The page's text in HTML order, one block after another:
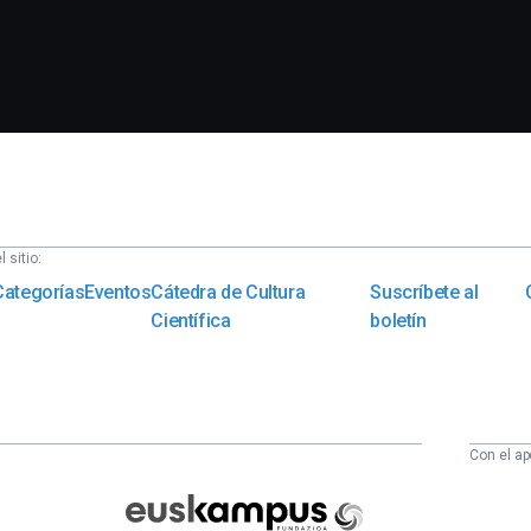
sitio:
EventosCátedra de Cultura
Científica
Suscríbete al
boletín
Fundazioa
Con el